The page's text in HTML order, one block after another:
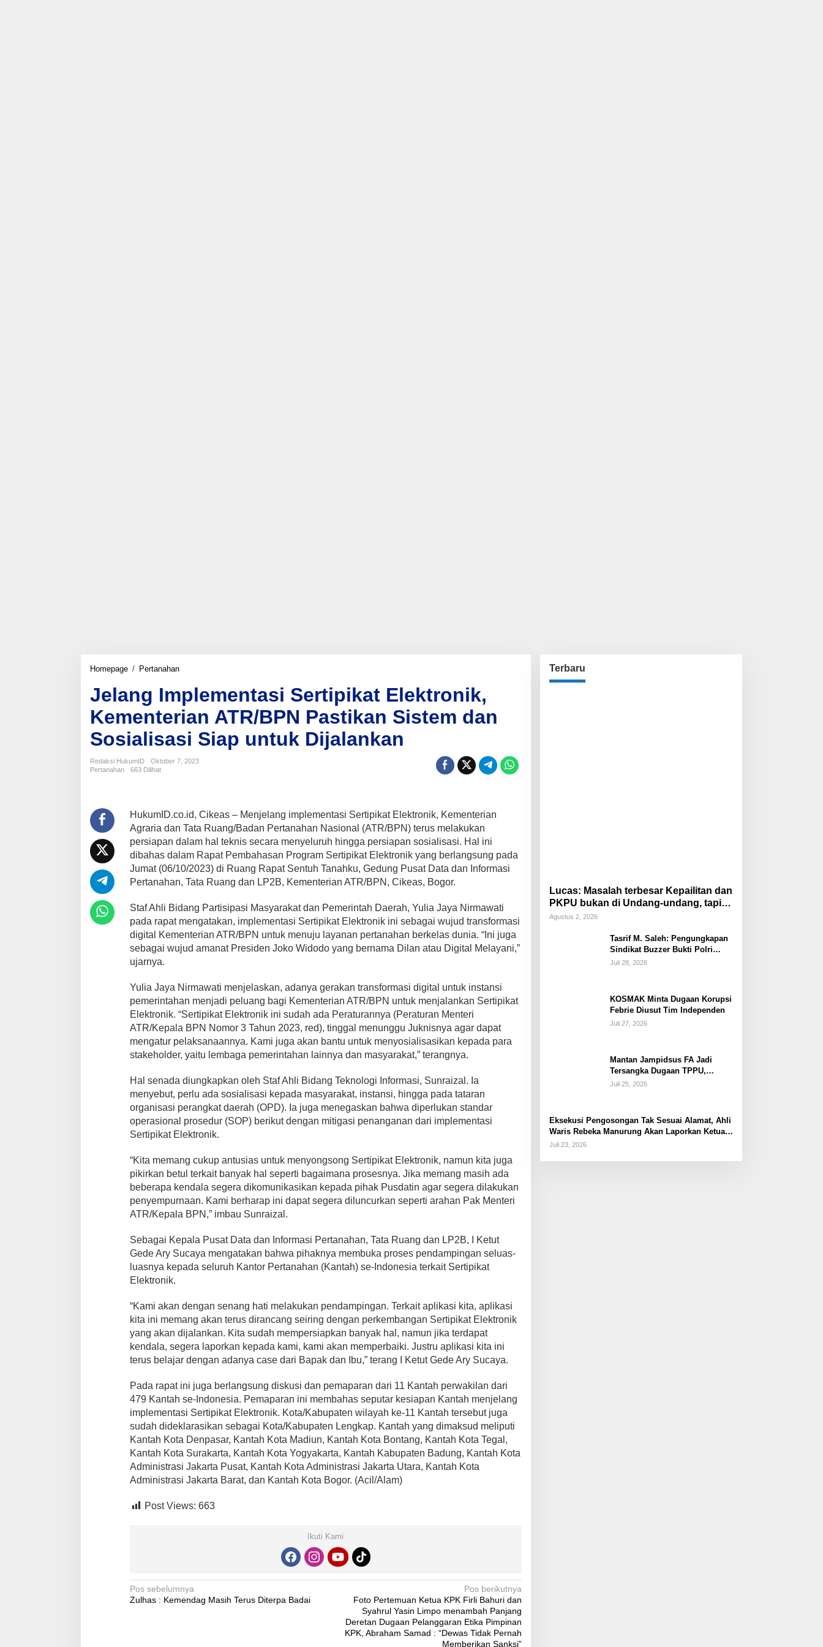
Homepage / PertanahanJelang
Sertipikat
Elektronik,
Kementerian
ATR/BPN
Pastikan
Sistem
dan
Sosialisasi
Jelang Implementasi Sertipikat Elektronik,
Kementerian ATR/BPN Pastikan Sistem dan
Sosialisasi Siap untuk Dijalankan
Redaksi HukumID
Oktober 7, 2023
Pertanahan
663 Dilihat
HukumID.co.id, Cikeas – Menjelang implementasi Sertipikat Elektronik, Kementerian
Agraria dan Tata Ruang/Badan Pertanahan Nasional (ATR/BPN) terus melakukan
persiapan dalam hal teknis secara menyeluruh hingga persiapan sosialisasi. Hal ini
dibahas dalam Rapat Pembahasan Program Sertipikat Elektronik yang berlangsung pada
Jumat (06/10/2023) di Ruang Rapat Sentuh Tanahku, Gedung Pusat Data dan Informasi
Pertanahan, Tata Ruang dan LP2B, Kementerian ATR/BPN, Cikeas, Bogor.
Staf Ahli Bidang Partisipasi Masyarakat dan Pemerintah Daerah, Yulia Jaya Nirmawati
pada rapat mengatakan, implementasi Sertipikat Elektronik ini sebagai wujud transformasi
digital Kementerian ATR/BPN untuk menuju layanan pertanahan berkelas dunia. “Ini juga
sebagai wujud amanat Presiden Joko Widodo yang bernama Dilan atau Digital Melayani,”
ujarnya.
Yulia Jaya Nirmawati menjelaskan, adanya gerakan transformasi digital untuk instansi
pemerintahan menjadi peluang bagi Kementerian ATR/BPN untuk menjalankan Sertipikat
Elektronik. “Sertipikat Elektronik ini sudah ada Peraturannya (Peraturan Menteri
ATR/Kepala BPN Nomor 3 Tahun 2023, red), tinggal menunggu Juknisnya agar dapat
mengatur pelaksanaannya. Kami juga akan bantu untuk menyosialisasikan kepada para
stakeholder, yaitu lembaga pemerintahan lainnya dan masyarakat,” terangnya.
Hal senada diungkapkan oleh Staf Ahli Bidang Teknologi Informasi, Sunraizal. Ia
menyebut, perlu ada sosialisasi kepada masyarakat, instansi, hingga pada tataran
organisasi perangkat daerah (OPD). Ia juga menegaskan bahwa diperlukan standar
operasional prosedur (SOP) berikut dengan mitigasi penanganan dari implementasi
Sertipikat Elektronik.
“Kita memang cukup antusias untuk menyongsong Sertipikat Elektronik, namun kita juga
pikirkan betul terkait banyak hal seperti bagaimana prosesnya. Jika memang masih ada
beberapa kendala segera dikomunikasikan kepada pihak Pusdatin agar segera dilakukan
penyempurnaan. Kami berharap ini dapat segera diluncurkan seperti arahan Pak Menteri
ATR/Kepala BPN,” imbau Sunraizal.
Sebagai Kepala Pusat Data dan Informasi Pertanahan, Tata Ruang dan LP2B, I Ketut
Gede Ary Sucaya mengatakan bahwa pihaknya membuka proses pendampingan seluas-
luasnya kepada seluruh Kantor Pertanahan (Kantah) se-Indonesia terkait Sertipikat
Elektronik.
“Kami akan dengan senang hati melakukan pendampingan. Terkait aplikasi kita, aplikasi
kita ini memang akan terus dirancang seiring dengan perkembangan Sertipikat Elektronik
yang akan dijalankan. Kita sudah mempersiapkan banyak hal, namun jika terdapat
kendala, segera laporkan kepada kami, kami akan memperbaiki. Justru aplikasi kita ini
terus belajar dengan adanya case dari Bapak dan Ibu,” terang I Ketut Gede Ary Sucaya.
Pada rapat ini juga berlangsung diskusi dan pemaparan dari 11 Kantah perwakilan dari
479 Kantah se-Indonesia. Pemaparan ini membahas seputar kesiapan Kantah menjelang
implementasi Sertipikat Elektronik. Kota/Kabupaten wilayah ke-11 Kantah tersebut juga
sudah dideklarasikan sebagai Kota/Kabupaten Lengkap. Kantah yang dimaksud meliputi
Kantah Kota Denpasar, Kantah Kota Madiun, Kantah Kota Bontang, Kantah Kota Tegal,
Kantah Kota Surakarta, Kantah Kota Yogyakarta, Kantah Kabupaten Badung, Kantah Kota
Administrasi Jakarta Pusat, Kantah Kota Administrasi Jakarta Utara, Kantah Kota
Administrasi Jakarta Barat, dan Kantah Kota Bogor. (Acil/Alam)
Post Views: 663
Ikuti Kami
Navigasi
pos
Pos sebelumnya
Zulhas : Kemendag Masih Terus Diterpa Badai
Pos berikutnya
Foto Pertemuan Ketua KPK Firli Bahuri dan
Syahrul Yasin Limpo menambah Panjang
Deretan Dugaan Pelanggaran Etika Pimpinan
KPK, Abraham Samad : “Dewas Tidak Pernah
Memberikan Sanksi”
Terbaru
Lucas: Masalah terbesar Kepailitan dan
PKPU bukan di Undang-undang, tapi di
Hukum Acara!!!
Agustus 2, 2026
Tasrif M. Saleh: Pengungkapan
Sindikat Buzzer Bukti Polri
Makin Adaptif Hadapi Kejahatan
Juli 28, 2026
KOSMAK Minta Dugaan Korupsi
Febrie Diusut Tim Independen
Juli 27, 2026
Mantan Jampidsus FA Jadi
Tersangka Dugaan TPPU,
Ditahan di Rutan KPK
Juli 25, 2026
Eksekusi Pengosongan Tak Sesuai Alamat, Ahli
Waris Rebeka Manurung Akan Laporkan Ketua
PN Jaktim
Juli 23, 2026